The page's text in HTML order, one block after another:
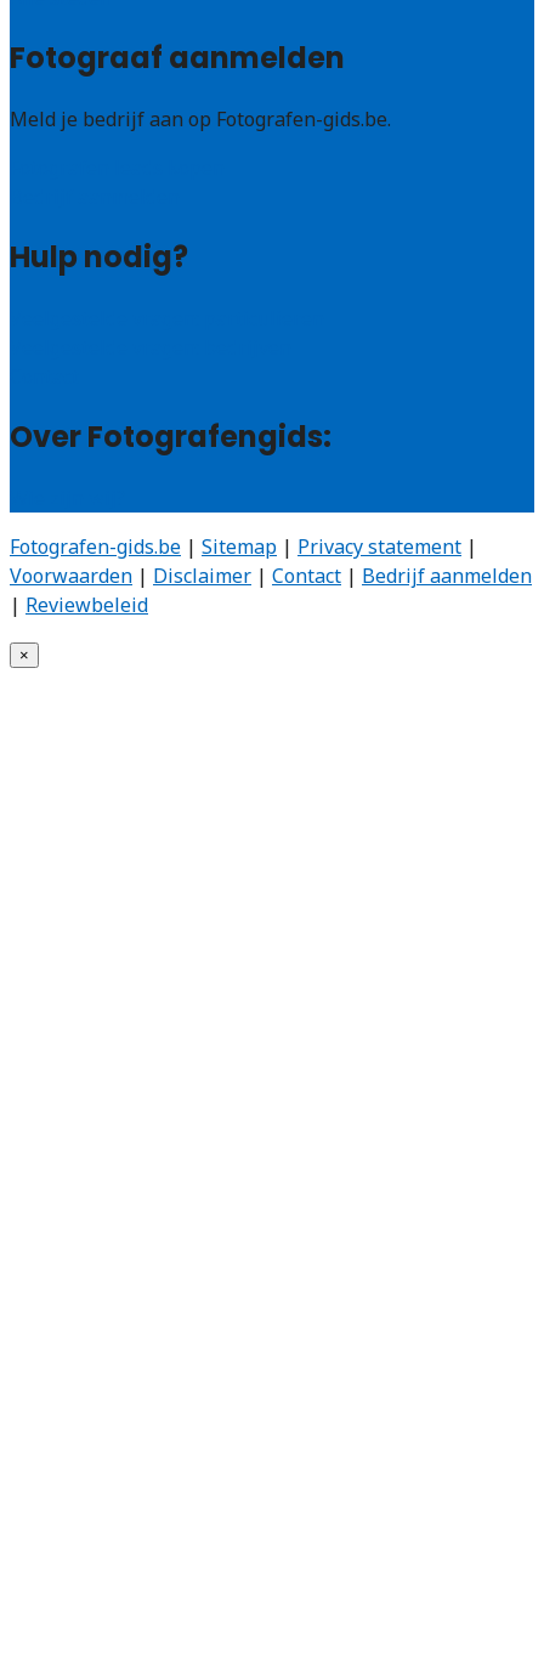
Fotograaf aanmelden
Meld je bedrijf aan op Fotografen-gids.be.
Hulp nodig?
Over Fotografengids:
Fotografen-gids.be | Sitemap | Privacy statement |
Voorwaarden | Disclaimer | Contact | Bedrijf aanmelden
| Reviewbeleid
×